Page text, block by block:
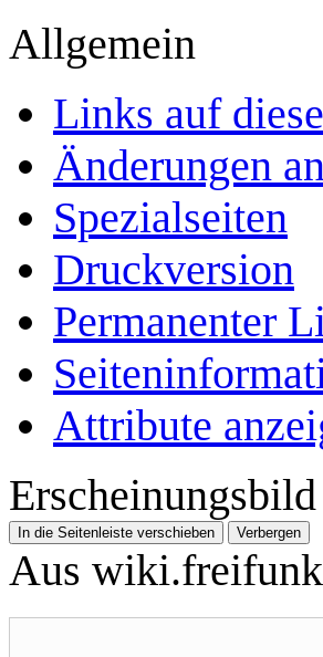
Allgemein
Links auf
Änderungen
Spezialseiten
Druckversion
Permanenter
Attribute
Erscheinungsbild
In die Seitenleiste verschieben Verbergen
Aus